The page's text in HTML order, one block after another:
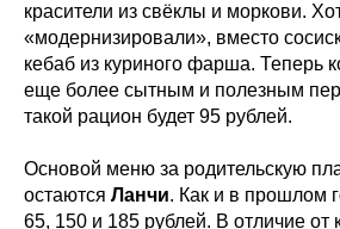
красители из свёклы и моркови.
«модернизировали», вместо
кебаб из куриного фарша. Теперь
еще более сытным и полезным
такой рацион будет 95 рублей.
Основой меню за родительскую
остаются Ланчи. Как и в прошлом
65, 150 и 185 рублей. В отличие от